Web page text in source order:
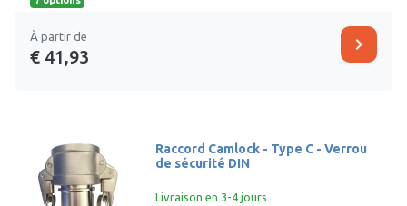
À partir de
€ 41,93
chevron_right
Raccord Camlock - Type C - Verrou
de sécurité DIN
Livraison en 3-4 jours